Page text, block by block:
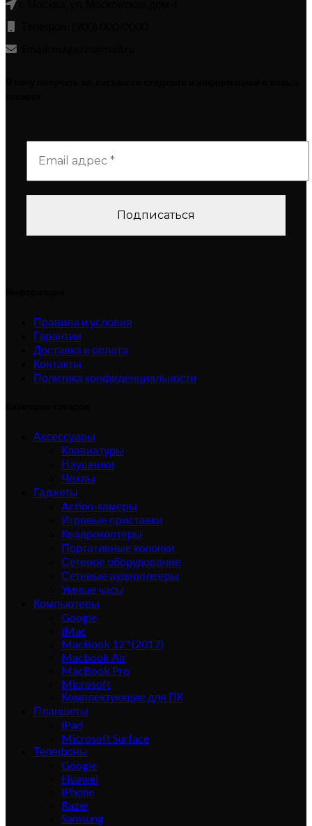
Правила и условия
Гарантии
Доставка и оплата
Контакты
Политика конфиденциальности
Аксессуары
Клавиатуры
Наушники
Чехлы
Гаджеты
Action-камеры
Игровые приставки
Квадрокоптеры
Портативные колонки
Сетевое оборудование
Сетевые аудиоплееры
Умные часы
Компьютеры
Google
iMac
MacBook 12" (2017)
Macbook Air
MacBook Pro
Microsoft
Комплектующие для ПК
Планшеты
iPad
Microsoft Surface
Телефоны
Google
Huawei
iPhone
Razer
Samsung